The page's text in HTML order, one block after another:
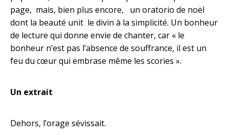
page, mais, bien plus encore, un oratorio de noël
dont la beauté unit le divin à la simplicité. Un bonheur
de lecture qui donne envie de chanter, car « le
bonheur n’est pas l’absence de souffrance, il est un
feu du cœur qui embrase même les scories ».
Un extrait
Dehors, l’orage sévissait.